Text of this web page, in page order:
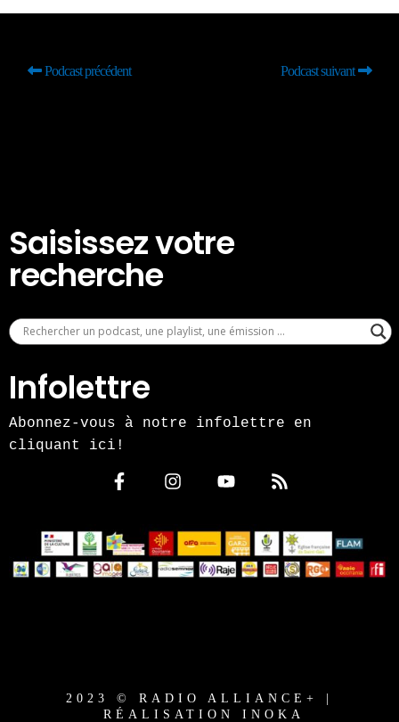
Podcast précédent Podcast suivant
Saisissez votre
recherche
Infolettre
Abonnez-vous à notre infolettre en
cliquant ici!
2023 © RADIO ALLIANCE+ |
RÉALISATION INOKA